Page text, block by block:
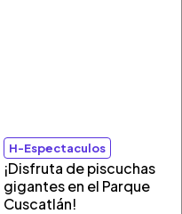
H-Espectaculos
¡Disfruta de piscuchas
gigantes en el Parque
Cuscatlán!